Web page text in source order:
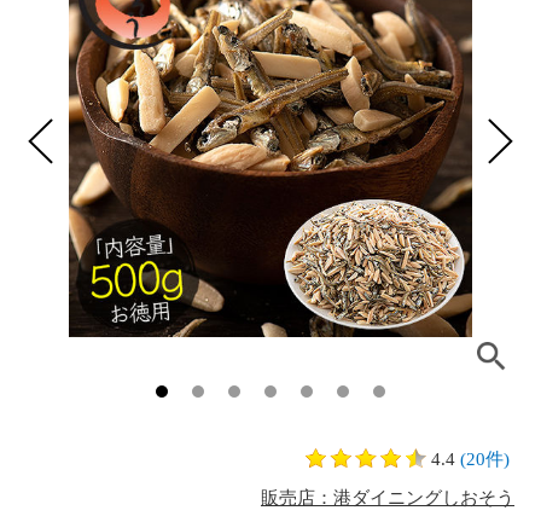
4.4 (20件)
販売店：港ダイニングしおそう